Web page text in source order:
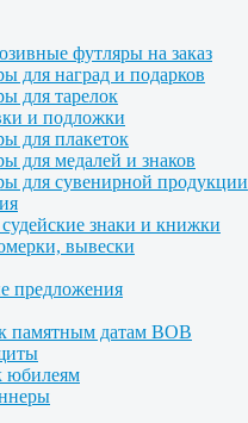
футляры на заказ
для наград и подарков
для тарелок
и подложки
для плакеток
для медалей и знаков
для сувенирной продукции
знаки и книжки
вывески
предложения
памятным датам ВОВ
юбилеям